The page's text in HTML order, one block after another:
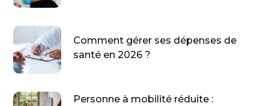
Comment gérer ses dépenses de
santé en 2026 ?
Personne à mobilité réduite :